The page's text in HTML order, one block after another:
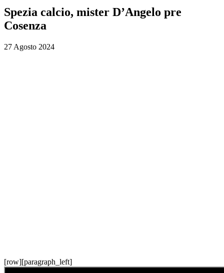
Spezia calcio, mister D’Angelo pre
Cosenza
27 Agosto 2024
[row][paragraph_left]